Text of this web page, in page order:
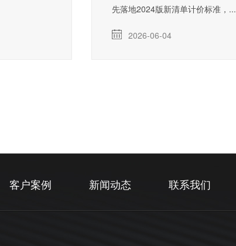
先落地2024版新清单计价标准，...
2026-06-04
客户案例 新闻动态 联系我们